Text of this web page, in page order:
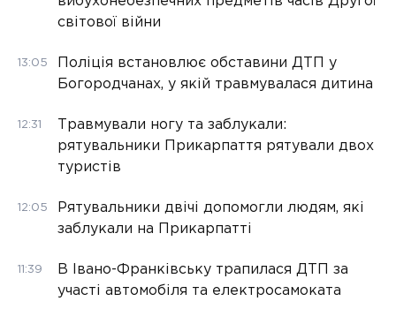
світової війни
13:05
Поліція встановлює обставини ДТП у
Богородчанах, у якій травмувалася дитина
12:31
Травмували ногу та заблукали:
рятувальники Прикарпаття рятували двох
туристів
12:05
Рятувальники двічі допомогли людям, які
заблукали на Прикарпатті
11:39
В Івано-Франківську трапилася ДТП за
участі автомобіля та електросамоката